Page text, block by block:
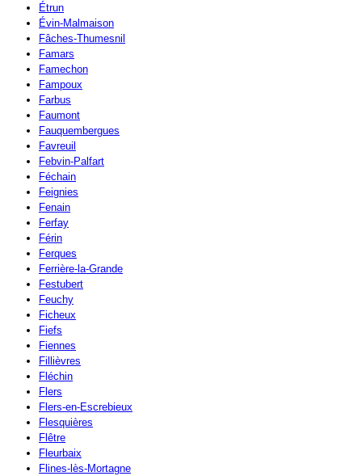
Étrun
Évin-Malmaison
Fâches-Thumesnil
Famars
Famechon
Fampoux
Farbus
Faumont
Fauquembergues
Favreuil
Febvin-Palfart
Féchain
Feignies
Fenain
Ferfay
Férin
Ferques
Ferrière-la-Grande
Festubert
Feuchy
Ficheux
Fiefs
Fiennes
Fillièvres
Fléchin
Flers
Flers-en-Escrebieux
Flesquières
Flêtre
Fleurbaix
Flines-lès-Mortagne